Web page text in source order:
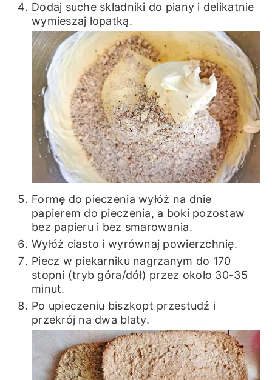
Dodaj suche składniki do piany i delikatnie
wymieszaj łopatką.
Formę do pieczenia wyłóż na dnie
papierem do pieczenia, a boki pozostaw
bez papieru i bez smarowania.
Wyłóż ciasto i wyrównaj powierzchnię.
Piecz w piekarniku nagrzanym do 170
stopni (tryb góra/dół) przez około 30-35
minut.
Po upieczeniu biszkopt przestudź i
przekrój na dwa blaty.